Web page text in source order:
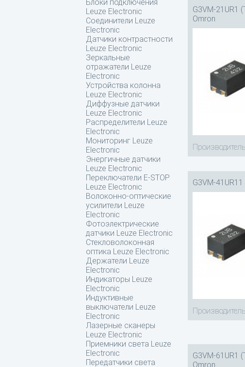
Блоки подключения
Leuze Electronic
Соединители Leuze
Electronic
Датчики контрастности
Leuze Electronic
Зеркальные
отражатели Leuze
Electronic
Устройства колонна
Leuze Electronic
Диффузные датчики
Leuze Electronic
Распределители Leuze
Electronic
Мониторинг Leuze
Electronic
Энергичные датчики
Leuze Electronic
Переключатели E-STOP
Leuze Electronic
Волоконно-оптические
усилители Leuze
Electronic
Фотоэлектрические
датчики Leuze Electronic
Стекловолоконная
оптика Leuze Electronic
Держатели Leuze
Electronic
Индикаторы Leuze
Electronic
Индуктивные
выключатели Leuze
Electronic
Лазерные сканеры
Leuze Electronic
Приемники света Leuze
Electronic
Передатчики света
G3VM-21UR1
Omron
G3VM-
G3VM-61UR1
Omron